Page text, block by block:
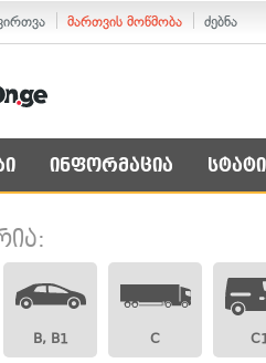
მართვის მოწმობა ძებნა
ინფორმაცია
B, B1 C